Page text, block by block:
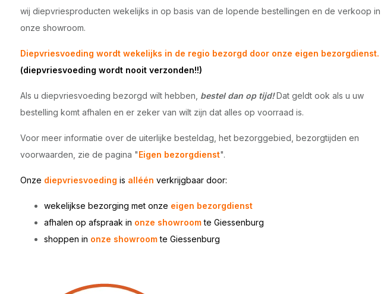
wij diepvriesproducten wekelijks in op basis van de lopende bestellingen en de verkoop in
onze showroom.
Diepvriesvoeding wordt wekelijks in de regio bezorgd door onze eigen bezorgdienst.
(diepvriesvoeding wordt nooit verzonden!!)
Als u diepvriesvoeding bezorgd wilt hebben, bestel dan op tijd!Dat geldt ook als u uw
bestelling komt afhalen en er zeker van wilt zijn dat alles op voorraad is.
Voor meer informatie over de uiterlijke besteldag, het bezorggebied, bezorgtijden en
voorwaarden, zie de pagina "Eigen bezorgdienst".
Onze diepvriesvoeding is alléén verkrijgbaar door:
wekelijkse bezorging met onze eigen bezorgdienst
afhalen op afspraak in onze showroomte Giessenburg
shoppen in onze showroomte Giessenburg